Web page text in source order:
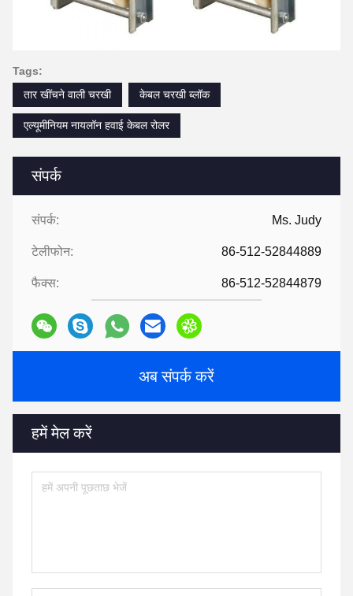
संपर्क
संपर्क: Ms. Judy
टेलीफोन: 86-512-52844889
फैक्स: 86-512-52844879
अब संपर्क करें
हमें मेल करें
Tags:
तार खींचने वाली चरखी
केबल चरखी ब्लॉक
एल्यूमीनियम नायलॉन हवाई केबल रोलर